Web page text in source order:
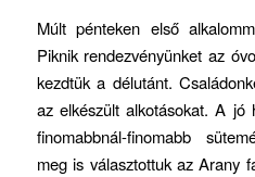
Múlt pénteken első
Piknik rendezvényünket az
kezdtük a délutánt.
az elkészült alkotásokat. A jó
finomabbnál-finomabb
meg is választottuk az Arany